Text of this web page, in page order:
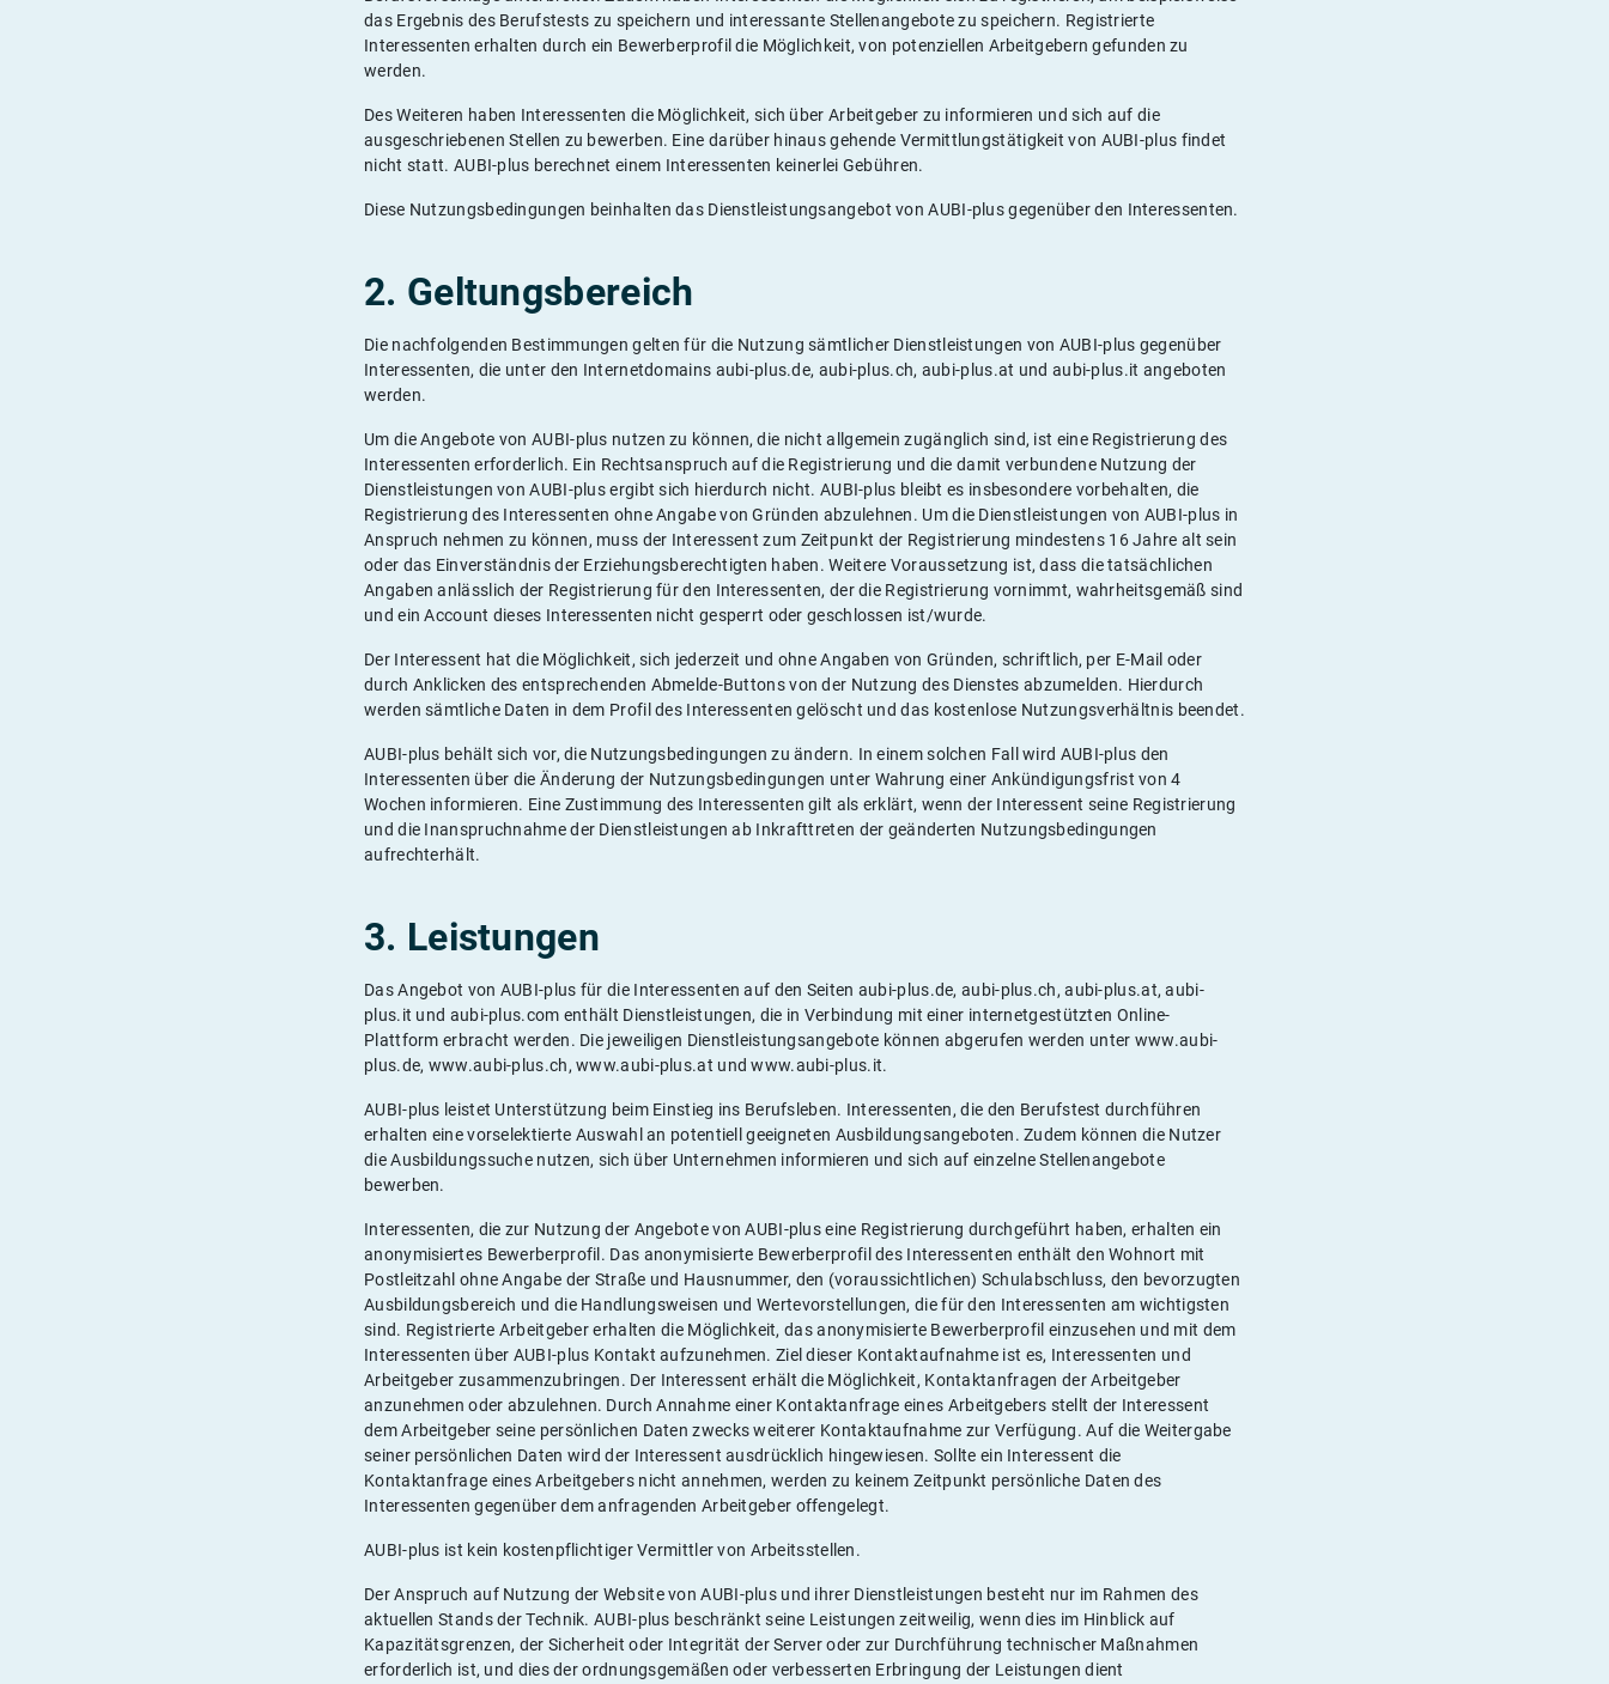
das Ergebnis des Berufstests zu speichern und interessante Stellenangebote zu speichern. Registrierte
Interessenten erhalten durch ein Bewerberprofil die Möglichkeit, von potenziellen Arbeitgebern gefunden zu
werden.
Des Weiteren haben Interessenten die Möglichkeit, sich über Arbeitgeber zu informieren und sich auf die
ausgeschriebenen Stellen zu bewerben. Eine darüber hinaus gehende Vermittlungstätigkeit von AUBI-plus findet
nicht statt. AUBI-plus berechnet einem Interessenten keinerlei Gebühren.
Diese Nutzungsbedingungen beinhalten das Dienstleistungsangebot von AUBI-plus gegenüber den Interessenten.
2. Geltungsbereich
Die nachfolgenden Bestimmungen gelten für die Nutzung sämtlicher Dienstleistungen von AUBI-plus gegenüber
Interessenten, die unter den Internetdomains aubi-plus.de, aubi-plus.ch, aubi-plus.at und aubi-plus.it angeboten
werden.
Um die Angebote von AUBI-plus nutzen zu können, die nicht allgemein zugänglich sind, ist eine Registrierung des
Interessenten erforderlich. Ein Rechtsanspruch auf die Registrierung und die damit verbundene Nutzung der
Dienstleistungen von AUBI-plus ergibt sich hierdurch nicht. AUBI-plus bleibt es insbesondere vorbehalten, die
Registrierung des Interessenten ohne Angabe von Gründen abzulehnen. Um die Dienstleistungen von AUBI-plus in
Anspruch nehmen zu können, muss der Interessent zum Zeitpunkt der Registrierung mindestens 16 Jahre alt sein
oder das Einverständnis der Erziehungsberechtigten haben. Weitere Voraussetzung ist, dass die tatsächlichen
Angaben anlässlich der Registrierung für den Interessenten, der die Registrierung vornimmt, wahrheitsgemäß sind
und ein Account dieses Interessenten nicht gesperrt oder geschlossen ist/wurde.
Der Interessent hat die Möglichkeit, sich jederzeit und ohne Angaben von Gründen, schriftlich, per E-Mail oder
durch Anklicken des entsprechenden Abmelde-Buttons von der Nutzung des Dienstes abzumelden. Hierdurch
werden sämtliche Daten in dem Profil des Interessenten gelöscht und das kostenlose Nutzungsverhältnis beendet.
AUBI-plus behält sich vor, die Nutzungsbedingungen zu ändern. In einem solchen Fall wird AUBI-plus den
Interessenten über die Änderung der Nutzungsbedingungen unter Wahrung einer Ankündigungsfrist von 4
Wochen informieren. Eine Zustimmung des Interessenten gilt als erklärt, wenn der Interessent seine Registrierung
und die Inanspruchnahme der Dienstleistungen ab Inkrafttreten der geänderten Nutzungsbedingungen
aufrechterhält.
3. Leistungen
Das Angebot von AUBI-plus für die Interessenten auf den Seiten aubi-plus.de, aubi-plus.ch, aubi-plus.at, aubi-
plus.it und aubi-plus.com enthält Dienstleistungen, die in Verbindung mit einer internetgestützten Online-
Plattform erbracht werden. Die jeweiligen Dienstleistungsangebote können abgerufen werden unter www.aubi-
plus.de, www.aubi-plus.ch, www.aubi-plus.at und www.aubi-plus.it.
AUBI-plus leistet Unterstützung beim Einstieg ins Berufsleben. Interessenten, die den Berufstest durchführen
erhalten eine vorselektierte Auswahl an potentiell geeigneten Ausbildungsangeboten. Zudem können die Nutzer
die Ausbildungssuche nutzen, sich über Unternehmen informieren und sich auf einzelne Stellenangebote
bewerben.
Interessenten, die zur Nutzung der Angebote von AUBI-plus eine Registrierung durchgeführt haben, erhalten ein
anonymisiertes Bewerberprofil. Das anonymisierte Bewerberprofil des Interessenten enthält den Wohnort mit
Postleitzahl ohne Angabe der Straße und Hausnummer, den (voraussichtlichen) Schulabschluss, den bevorzugten
Ausbildungsbereich und die Handlungsweisen und Wertevorstellungen, die für den Interessenten am wichtigsten
sind. Registrierte Arbeitgeber erhalten die Möglichkeit, das anonymisierte Bewerberprofil einzusehen und mit dem
Interessenten über AUBI-plus Kontakt aufzunehmen. Ziel dieser Kontaktaufnahme ist es, Interessenten und
Arbeitgeber zusammenzubringen. Der Interessent erhält die Möglichkeit, Kontaktanfragen der Arbeitgeber
anzunehmen oder abzulehnen. Durch Annahme einer Kontaktanfrage eines Arbeitgebers stellt der Interessent
dem Arbeitgeber seine persönlichen Daten zwecks weiterer Kontaktaufnahme zur Verfügung. Auf die Weitergabe
seiner persönlichen Daten wird der Interessent ausdrücklich hingewiesen. Sollte ein Interessent die
Kontaktanfrage eines Arbeitgebers nicht annehmen, werden zu keinem Zeitpunkt persönliche Daten des
Interessenten gegenüber dem anfragenden Arbeitgeber offengelegt.
AUBI-plus ist kein kostenpflichtiger Vermittler von Arbeitsstellen.
Der Anspruch auf Nutzung der Website von AUBI-plus und ihrer Dienstleistungen besteht nur im Rahmen des
aktuellen Stands der Technik. AUBI-plus beschränkt seine Leistungen zeitweilig, wenn dies im Hinblick auf
Kapazitätsgrenzen, der Sicherheit oder Integrität der Server oder zur Durchführung technischer Maßnahmen
erforderlich ist, und dies der ordnungsgemäßen oder verbesserten Erbringung der Leistungen dient